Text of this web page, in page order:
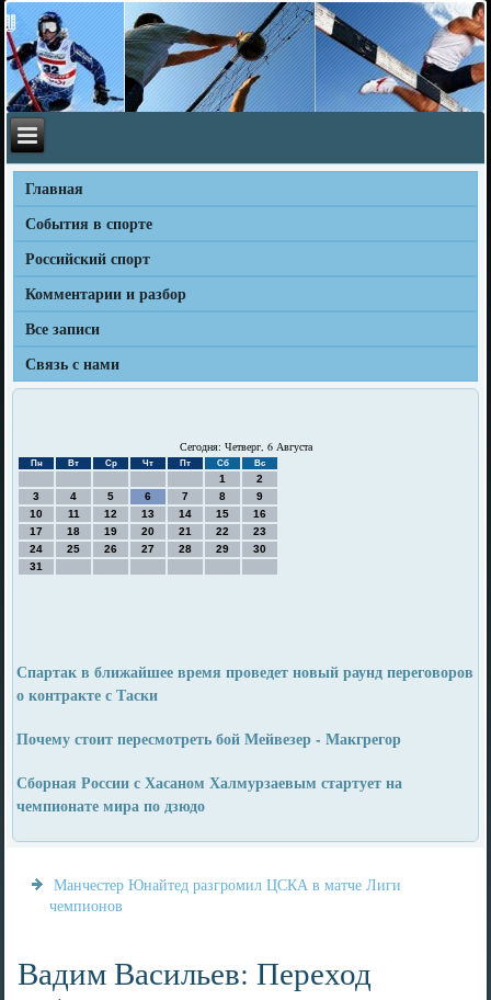
Главная
События в спорте
Российский спорт
Комментарии и разбор
Все записи
Связь с нами
Сегодня: Четверг, 6 Августа
Пн Вт Ср Чт Пт Сб Вс
1
2
3
4 5 6 7 8
9
10
11 12 13 14 15
16
17
18 19 20 21 22
23
24
25 26 27 28 29
30
31
Спартак в ближайшее время проведет новый раунд переговоров
о контракте с Таски
Почему стоит пересмотреть бой Мейвезер - Макгрегор
Сборная России с Хасаном Халмурзаевым стартует на
чемпионате мира по дзюдо
Манчестер Юнайтед разгромил ЦСКА в матче Лиги
чемпионов
Вадим Васильев: Переход